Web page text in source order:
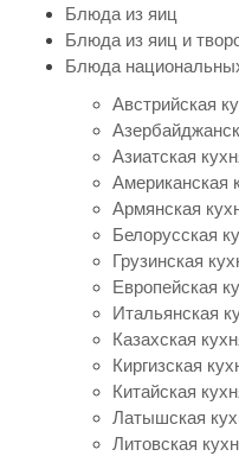
Блюда из яиц
Блюда из яиц и
Блюда
Австрийская
Азиатская
Американская
Армянская
Белорусская
Грузинская
Европейская
Итальянская
Казахская
Киргизская
Китайская
Латышская
Литовская